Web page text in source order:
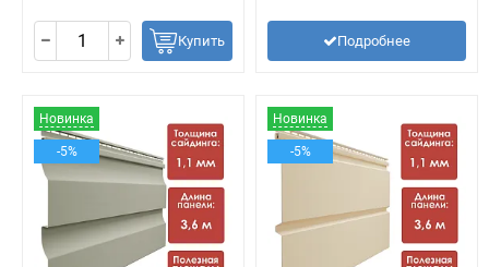
Купить Подробнее
Новинка
-5%
Новинка
-5%